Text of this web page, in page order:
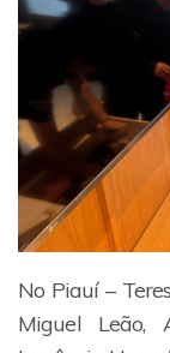
No Piauí –
Miguel Leão,